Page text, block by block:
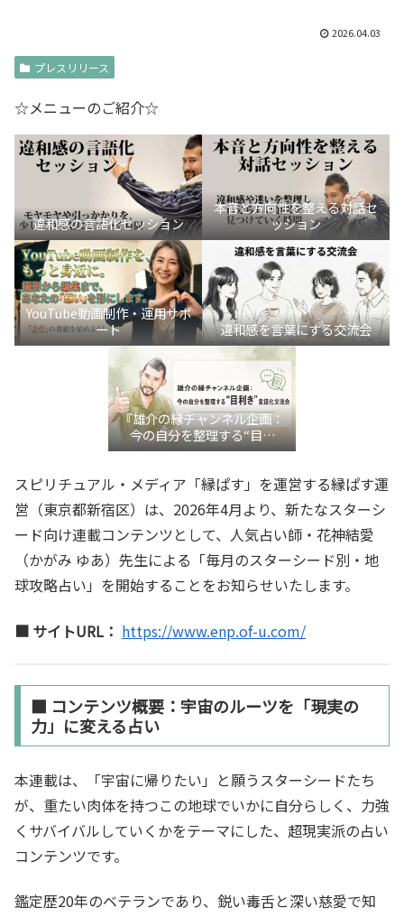
2026.04.03
プレスリリース
☆メニューのご紹介☆
違和感の言語化セッション
本音と方向性を整える対話セ
ッション
YouTube動画制作・運用サポ
ート
違和感を言葉にする交流会
『雄介の縁チャンネル企画：
今の自分を整理する“目利
き”言語化交流会』
スピリチュアル・メディア「縁ぱす」を運営する縁ぱす運
営（東京都新宿区）は、2026年4月より、新たなスターシ
ード向け連載コンテンツとして、人気占い師・花神結愛
（かがみ ゆあ）先生による「毎月のスターシード別・地
球攻略占い」を開始することをお知らせいたします。
■ サイトURL： https://www.enp.of-u.com/
■ コンテンツ概要：宇宙のルーツを「現実の
力」に変える占い
本連載は、「宇宙に帰りたい」と願うスターシードたち
が、重たい肉体を持つこの地球でいかに自分らしく、力強
くサバイバルしていくかをテーマにした、超現実派の占い
コンテンツです。
鑑定歴20年のベテランであり、鋭い毒舌と深い慈愛で知